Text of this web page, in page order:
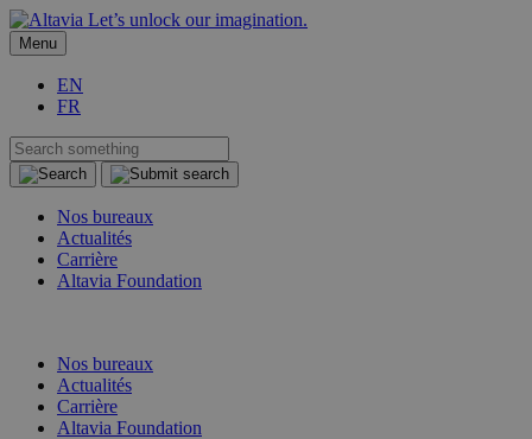
Let’s unlock our imagination.
Menu
EN
FR
Nos bureaux
Actualités
Carrière
Altavia Foundation
Nos bureaux
Actualités
Carrière
Altavia Foundation